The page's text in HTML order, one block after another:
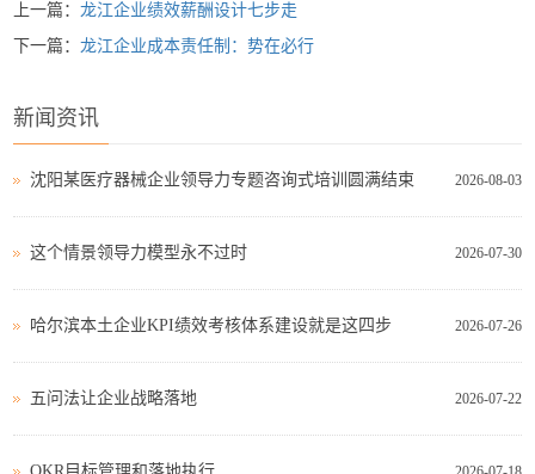
上一篇：龙江企业绩效薪酬设计七步走
下一篇：龙江企业成本责任制：势在必行
新闻资讯
2026-08-03
沈阳某医疗器械企业领导力专题咨询式培训圆满结束
2026-07-30
这个情景领导力模型永不过时
2026-07-26
哈尔滨本土企业KPI绩效考核体系建设就是这四步
2026-07-22
五问法让企业战略落地